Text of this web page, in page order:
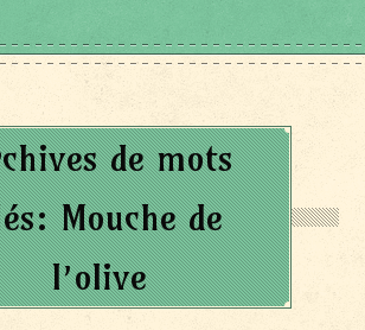
de mots
Mouche de
l’olive